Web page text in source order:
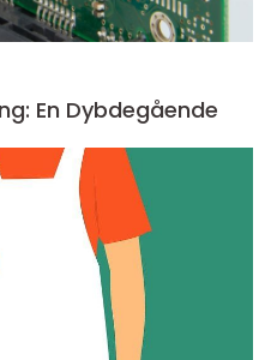
En Dybdegående